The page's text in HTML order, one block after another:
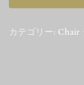
カテゴリー: Chair